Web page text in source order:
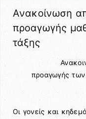
Ανακοίνωση
προαγωγής
τάξης
προαγωγής των
Οι γονείς και